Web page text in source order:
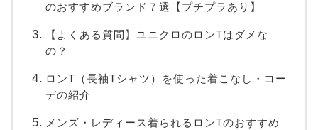
のおすすめブランド７選【プチプラあり】
【よくある質問】ユニクロのロンTはダメな
の？
ロンT（長袖Tシャツ）を使った着こなし・コー
デの紹介
メンズ・レディース着られるロンTのおすすめ